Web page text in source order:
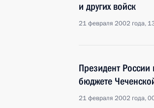
и других войск
21 февраля 2002 года,
Президент
бюджете
21 февраля 2002 года,